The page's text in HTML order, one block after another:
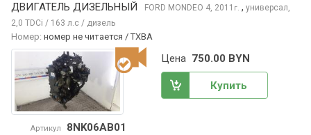
ДВИГАТЕЛЬ ДИЗЕЛЬНЫЙ FORD MONDEO 4, 2011 г. , универсал,
2,0 TDCi / 163 л.с / дизель
Номер: номер не читается / TXBA
Артикул 8NK06AB01
Цена 750.00 BYN
Купить